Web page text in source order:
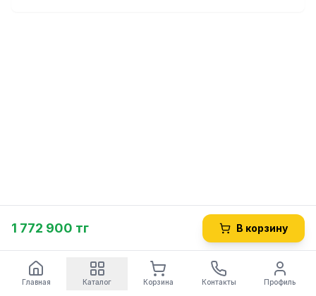
1 772 900 тг В корзину
Главная Каталог Корзина Контакты Профиль